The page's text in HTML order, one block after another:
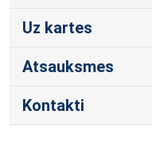
Uz kartes
Atsauksmes
Kontakti